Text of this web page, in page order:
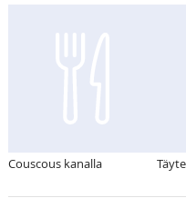
Couscous kanalla